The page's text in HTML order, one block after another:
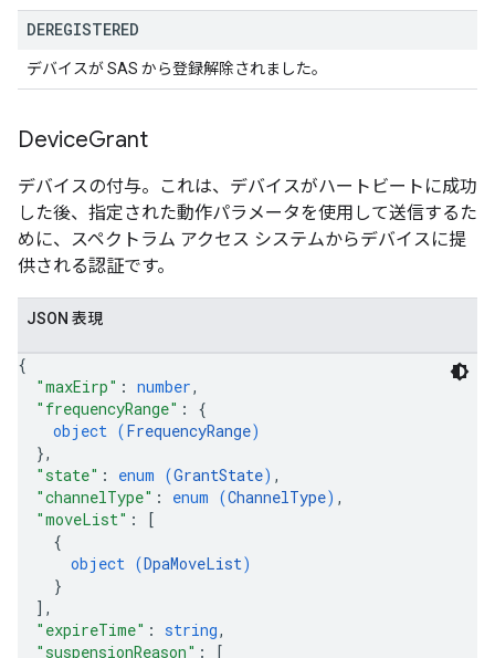
DEREGISTERED
デバイスが SAS から登録解除されました。
DeviceGrant
デバイスの付与。これは、デバイスがハートビートに成功
した後、指定された動作パラメータを使用して送信するた
めに、スペクトラム アクセス システムからデバイスに提
供される認証です。
JSON 表現
{
"maxEirp" : number,
"frequencyRange" : {
object (FrequencyRange)
},
"state" : enum (GrantState) ,
"channelType" : enum (ChannelType) ,
"moveList" :
[
{
object (DpaMoveList)
}
] ,
"expireTime" : string,
"suspensionReason" :
[